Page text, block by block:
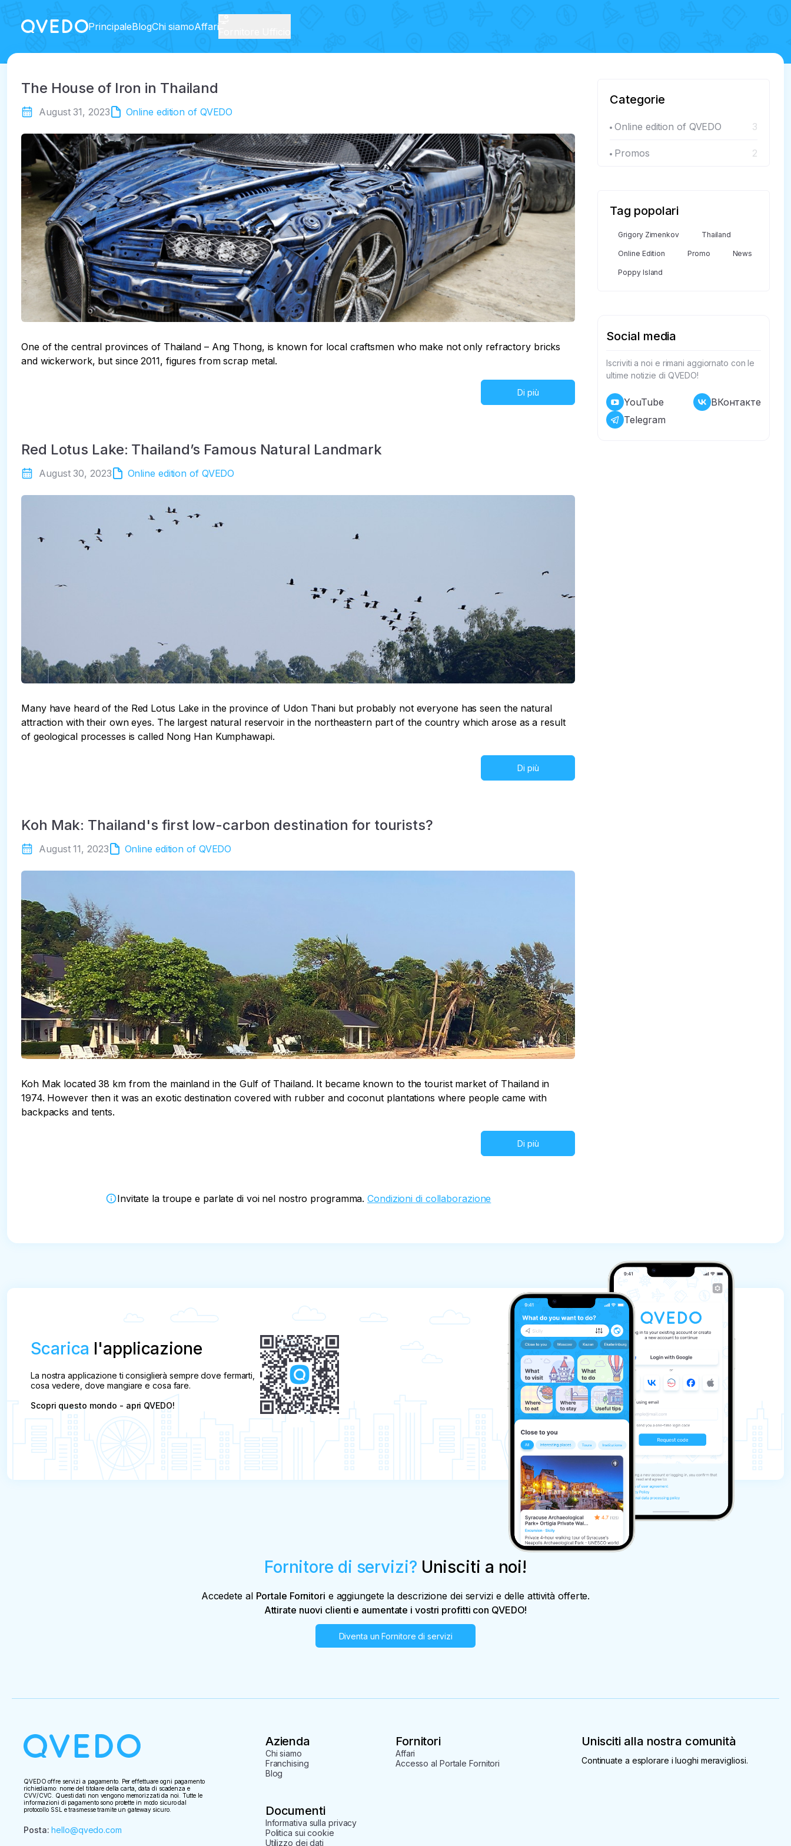
PrincipaleBlogChi siamoAffari
The House of Iron in Thailand
August 31, 2023 Online edition of QVEDO
One of the central provinces of Thailand – Ang Thong, is known for local craftsmen who make not only refractory bricks
and wickerwork, but since 2011, figures from scrap metal.
Di più
Red Lotus Lake: Thailand’s Famous Natural Landmark
August 30, 2023 Online edition of QVEDO
Many have heard of the Red Lotus Lake in the province of Udon Thani but probably not everyone has seen the natural
attraction with their own eyes. The largest natural reservoir in the northeastern part of the country which arose as a result
of geological processes is called Nong Han Kumphawapi.
Di più
Koh Mak: Thailand's first low-carbon destination for tourists?
August 11, 2023 Online edition of QVEDO
Koh Mak located 38 km from the mainland in the Gulf of Thailand. It became known to the tourist market of Thailand in
1974. However then it was an exotic destination covered with rubber and coconut plantations where people came with
backpacks and tents.
Di più
Invitate la troupe e parlate di voi nel nostro programma. Condizioni di collaborazione
Categorie
Online edition of QVEDO 3
Promos 2
Tag popolari
Grigory Zimenkov Thailand
Online Edition Promo News
Poppy Island
Social media
Iscriviti a noi e rimani aggiornato con le
ultime notizie di QVEDO!
YouTube
ВКонтакте
Telegram
Scarica l'applicazione
La nostra applicazione ti consiglierà sempre dove fermarti,
cosa vedere, dove mangiare e cosa fare.
Scopri questo mondo - apri QVEDO!
Fornitore di servizi? Unisciti a noi!
Accedete al Portale Fornitori e aggiungete la descrizione dei servizi e delle attività offerte.
Attirate nuovi clienti e aumentate i vostri profitti con QVEDO!
Diventa un Fornitore di servizi
QVEDO offre servizi a pagamento. Per effettuare ogni pagamento
richiediamo: nome del titolare della carta, data di scadenza e
CVV/CVC. Questi dati non vengono memorizzati da noi. Tutte le
informazioni di pagamento sono protette in modo sicuro dal
protocollo SSL e trasmesse tramite un gateway sicuro.
Posta:hello@qvedo.com
Azienda
Chi siamo
Franchising
Blog
Fornitori
Affari
Accesso al Portale Fornitori
Documenti
Informativa sulla privacy
Politica sui cookie
Utilizzo dei dati
Unisciti alla nostra comunità
Continuate a esplorare i luoghi meravigliosi.